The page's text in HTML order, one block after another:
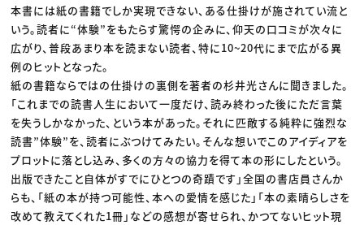
本書には紙の書籍でしか実現できない、ある仕掛けが施されてい流と
いう。読者に“体験”をもたらす驚愕の企みに、仰天の口コミが次々に
広がり、普段あまり本を読まない読者、特に10~20代にまで広がる異
例のヒットとなった。
紙の書籍ならではの仕掛けの裏側を著者の杉井光さんに聞きました。
「これまでの読書人生において一度だけ、読み終わった後にただ言葉
を失うしかなかった、という本があった。それに匹敵する純粋に強烈な
読書”体験”を、読者にぶつけてみたい。そんな想いでこのアイディアを
プロットに落とし込み、多くの方々の協力を得て本の形にしたという。
出版できたこと自体がすでにひとつの奇蹟です」全国の書店員さんか
らも、「紙の本が持つ可能性、本への愛情を感じた」「本の素晴らしさを
改めて教えてくれた1冊」などの感想が寄せられ、かつてないヒット現